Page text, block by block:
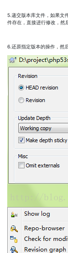
5.递交版本库文件，如果文
件存在，直接进行修改，
6.还原指定版本的操作，然